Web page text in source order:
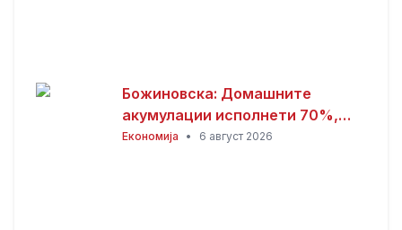
Божиновска: Домашните
акумулации исполнети 70%,
обезбедена стабилност на
Економија • 6 август 2026